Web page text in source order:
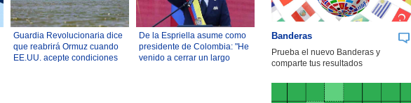
Guardia Revolucionaria dice
que reabrirá Ormuz cuando
EE.UU. acepte condiciones
De la Espriella asume como
presidente de Colombia: "He
venido a cerrar un largo
Banderas
Prueba el nuevo Banderas y
comparte tus resultados